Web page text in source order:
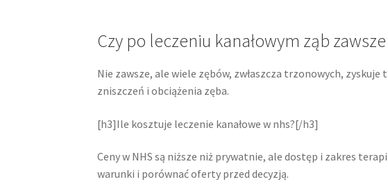
Czy po leczeniu kanałowym ząb
Nie zawsze, ale wiele zębów, zwłaszcza trzonowych,
zniszczeń i obciążenia zęba.
[h3]Ile kosztuje leczenie kanałowe w nhs?[/h3]
Ceny w NHS są niższe niż prywatnie, ale dostęp i zakres
warunki i porównać oferty przed decyzją.